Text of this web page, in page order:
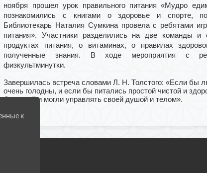
ноября прошел урок правильного питания «Мудро
познакомились с книгами о здоровье и спорте,
Библиотекарь Наталия Сумкина провела с ребятами
питания». Участники разделились на две команды
продуктах питания, о витаминах, о правилах
полученные знания. В ходе мероприятия с
физкультминутки.
Завершилась встреча словами Л. Н. Толстого: «Если бы
очень голодны, и если бы питались простой чистой и
болезней и могли управлять своей душой и телом».
к